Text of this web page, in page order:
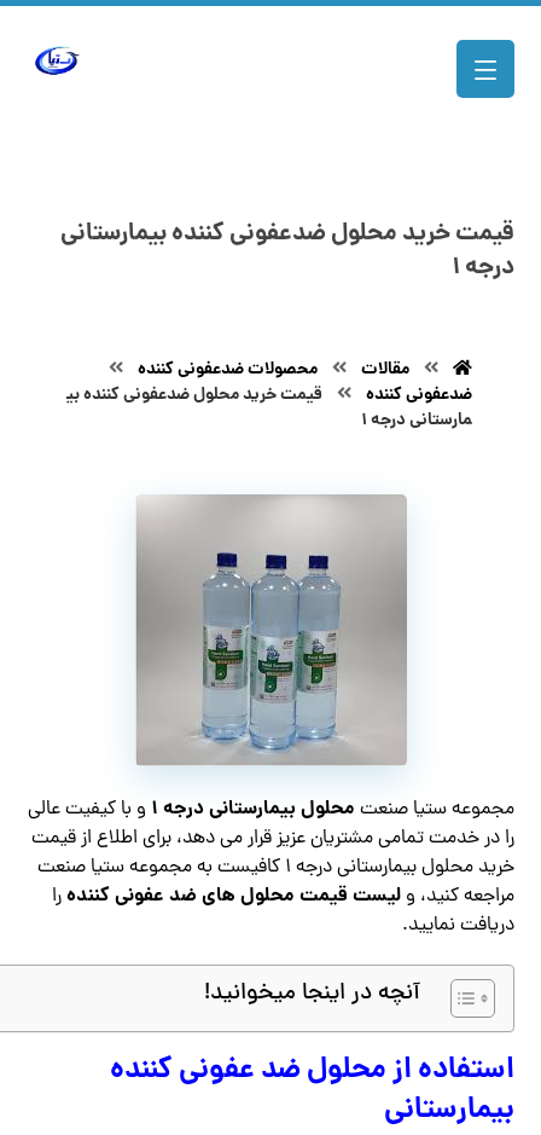
قیمت خرید محلول ضدعفونی کننده بیمارستانی
درجه ۱
مقالات
محصولات ضدعفونی کننده
ضدعفونی کننده
قیمت خرید محلول ضدعفونی کننده بی
مارستانی درجه ۱
مجموعه ستیا صنعت محلول بیمارستانی درجه ۱
و با کیفیت عالی
را در خدمت تمامی مشتریان عزیز قرار می دهد، برای اطلاع از قیمت
خرید محلول بیمارستانی درجه ۱ کافیست به مجموعه ستیا صنعت
مراجعه کنید، و لیست قیمت محلول های ضد عفونی کنندهرا
دریافت نمایید.
آنچه در اینجا میخوانید!
استفاده از محلول ضد عفونی کننده
بیمارستانی